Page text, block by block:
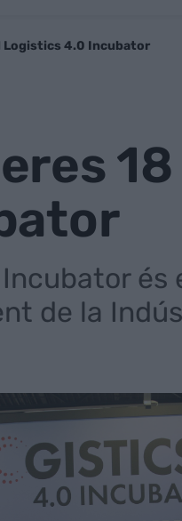
Logistics 4.0 Incubator
és
de la